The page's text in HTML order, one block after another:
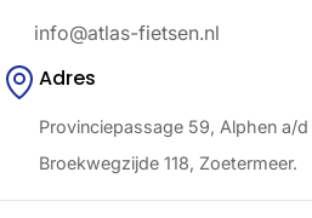
info@atlas-fietsen.nl
Adres
Provinciepassage 59, Alphen a/d
Broekwegzijde 118, Zoetermeer.